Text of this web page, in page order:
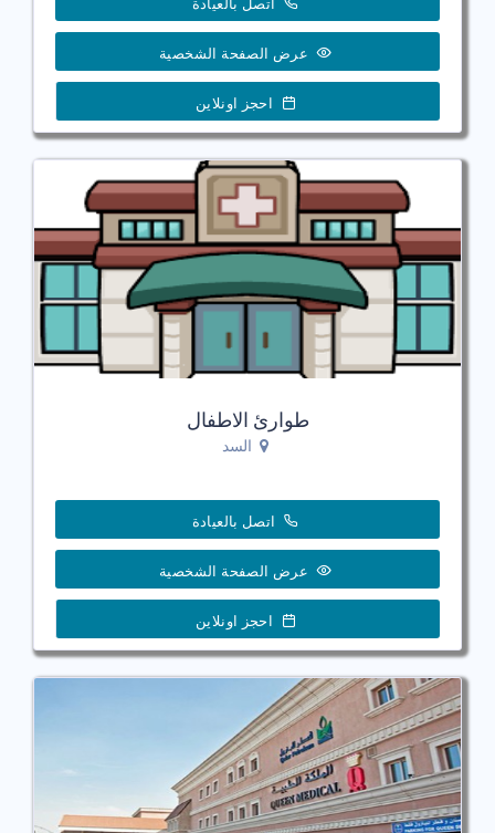
اتصل بالعيادة
عرض الصفحة الشخصية
احجز اونلاين
طوارئ الاطفال
السد
اتصل بالعيادة
عرض الصفحة الشخصية
احجز اونلاين